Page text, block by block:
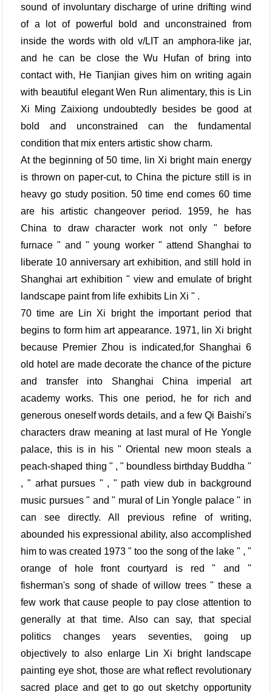
sound of involuntary discharge of urine drifting wind
of a lot of powerful bold and unconstrained from
inside the words with old v/LIT an amphora-like jar,
and he can be close the Wu Hufan of bring into
contact with, He Tianjian gives him on writing again
with beautiful elegant Wen Run alimentary, this is Lin
Xi Ming Zaixiong undoubtedly besides be good at
bold and unconstrained can the fundamental
condition that mix enters artistic show charm.
At the beginning of 50 time, lin Xi bright main energy
is thrown on paper-cut, to China the picture still is in
heavy go study position. 50 time end comes 60 time
are his artistic changeover period. 1959, he has
China to draw character work not only " before
furnace " and " young worker " attend Shanghai to
liberate 10 anniversary art exhibition, and still hold in
Shanghai art exhibition " view and emulate of bright
landscape paint from life exhibits Lin Xi " .
70 time are Lin Xi bright the important period that
begins to form him art appearance. 1971, lin Xi bright
because Premier Zhou is indicated,for Shanghai 6
old hotel are made decorate the chance of the picture
and transfer into Shanghai China imperial art
academy works. This one period, he for rich and
generous oneself words details, and a few Qi Baishi's
characters draw meaning at last mural of He Yongle
palace, this is in his " Oriental new moon steals a
peach-shaped thing " , " boundless birthday Buddha "
, " arhat pursues " , " path view dub in background
music pursues " and " mural of Lin Yongle palace " in
can see directly. All previous refine of writing,
abounded his expressional ability, also accomplished
him to was created 1973 " too the song of the lake " , "
orange of hole front courtyard is red " and "
fisherman's song of shade of willow trees " these a
few work that cause people to pay close attention to
generally at that time. Also can say, that special
politics changes years seventies, going up
objectively to also enlarge Lin Xi bright landscape
painting eye shot, those are what reflect revolutionary
sacred place and get to go out sketchy opportunity